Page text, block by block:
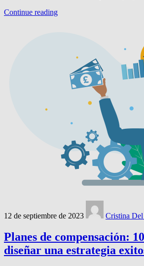
Continue reading
12 de septiembre de 2023 Cristina
Planes de compensación:
diseñar una estrategia